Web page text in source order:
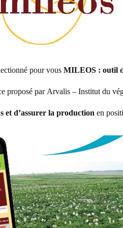
pour vousMILEOS : outil
proposé par Arvalis – Institut du
et d’assurer la production en